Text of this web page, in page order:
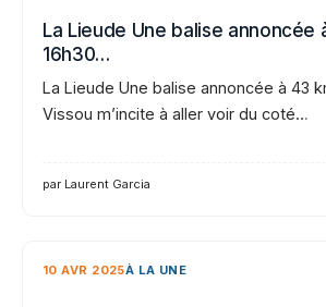
La Lieude Une balise annoncée
16h30…
La Lieude Une balise annoncée à 43
Vissou m’incite à aller voir du coté…
par Laurent Garcia
10 AVR 2025À LA UNE